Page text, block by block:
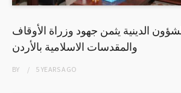
الدينية يثمن جهود وزراة الأوقاف
والمقدسات الاسلامية بالأردن
BY 5 YEARSAGO